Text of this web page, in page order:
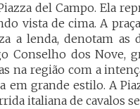
del Campo. Ela
vista de cima. A
a lenda, denotam as
Conselho dos Nove,
na região com a
em grande estilo. A
italiana de cavalos